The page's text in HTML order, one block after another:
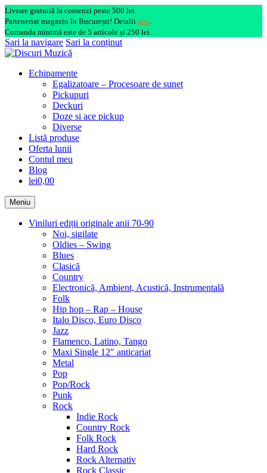
Livrare gratuită la comenzi peste 500 lei.
Parteneriat magazin în București! Detalii aici.
Comanda minimă este de 5 articole și 250 lei.
Sari la navigare Sari la conținut
Echipamente
Egalizatoare – Procesoare de sunet
Pickupuri
Deckuri
Doze si ace pickup
Diverse
Listă produse
Oferta lunii
Contul meu
Blog
lei0,00
Meniu
Viniluri ediții originale anii 70-90
Noi, sigilate
Oldies – Swing
Blues
Clasică
Country
Electronică, Ambient, Acustică, Instrumentală
Folk
Hip hop – Rap – House
Italo Disco, Euro Disco
Jazz
Flamenco, Latino, Tango
Maxi Single 12″ anticariat
Metal
Pop
Pop/Rock
Punk
Rock
Indie Rock
Country Rock
Folk Rock
Hard Rock
Rock Alternativ
Rock Classic